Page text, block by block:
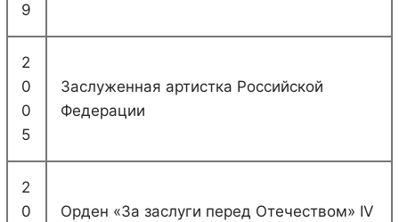
9
2
0
0
5
Заслуженная артистка Российской
Федерации
2
0
Орден «За заслуги перед Отечеством» IV